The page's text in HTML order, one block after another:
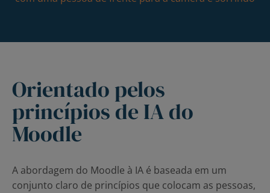
Orientado pelos
princípios de IA do
Moodle
A abordagem do Moodle à IA é baseada em um
conjunto claro de princípios que colocam as pessoas,